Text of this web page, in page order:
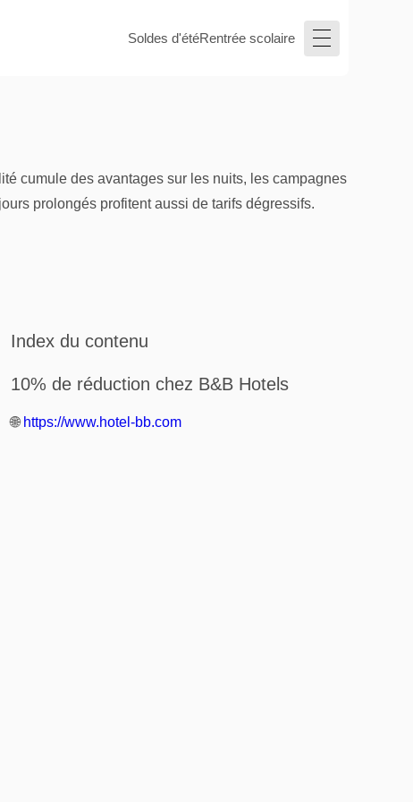
Soldes d'étéRentrée scolaire
cumule des avantages sur les nuits, les campagnes
prolongés profitent aussi de tarifs dégressifs.
Index du contenu
10% de réduction chez B&B Hotels
🌐 https://www.hotel-bb.com